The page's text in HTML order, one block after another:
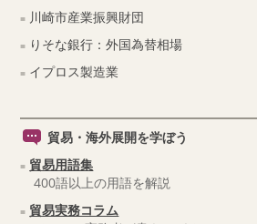
川崎市産業振興財団
りそな銀行：外国為替相場
イプロス製造業
貿易・海外展開を学ぼう
貿易用語集
400語以上の用語を解説
貿易実務コラム